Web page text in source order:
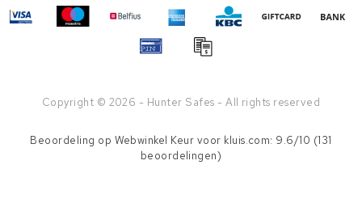
Copyright © 2026 - Hunter Safes - All rights reserved
Beoordeling op Webwinkel Keur voor kluis.com: 9.6/10 (131
beoordelingen)